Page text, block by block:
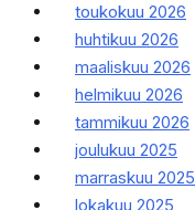
toukokuu 2026
huhtikuu 2026
maaliskuu 2026
helmikuu 2026
tammikuu 2026
joulukuu 2025
marraskuu 2025
lokakuu 2025